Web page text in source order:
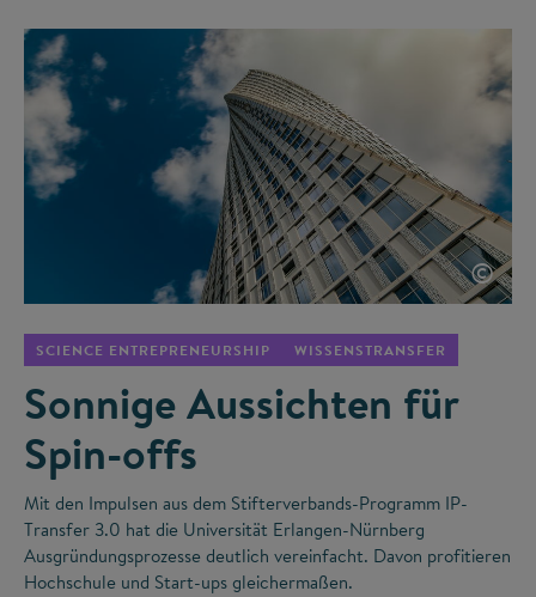
©
SCIENCE ENTREPRENEURSHIP WISSENSTRANSFER
Sonnige Aussichten für
Spin-offs
Mit den Impulsen aus dem Stifterverbands-Programm IP-
Transfer 3.0 hat die Universität Erlangen-Nürnberg
Ausgründungsprozesse deutlich vereinfacht. Davon profitieren
Hochschule und Start-ups gleichermaßen.